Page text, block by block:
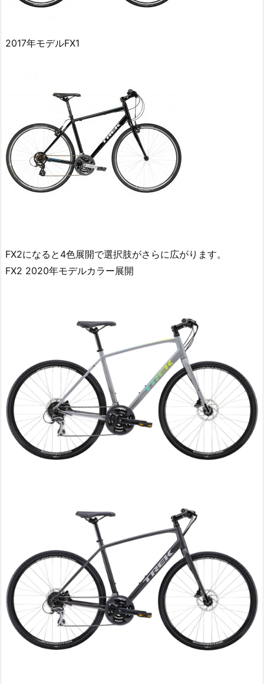
2017年モデルFX1
FX2になると4色展開で選択肢がさらに広がります。
FX2 2020年モデルカラー展開